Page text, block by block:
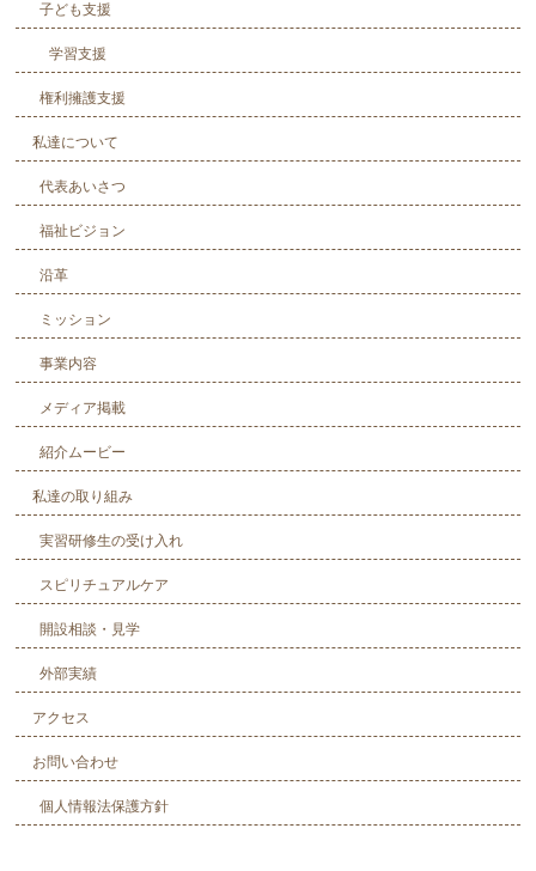
子ども支援
学習支援
権利擁護支援
私達について
代表あいさつ
福祉ビジョン
沿革
ミッション
事業内容
メディア掲載
紹介ムービー
私達の取り組み
実習研修生の受け入れ
スピリチュアルケア
開設相談・見学
外部実績
アクセス
お問い合わせ
個人情報法保護方針